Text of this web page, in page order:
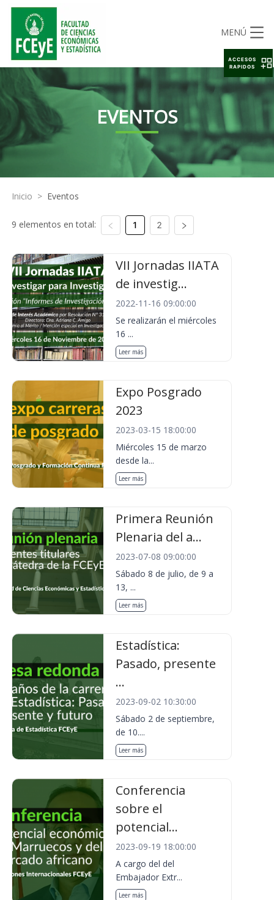
MENÚ
EVENTOS
Inicio > Eventos
9 elementos en total: 1 2
VII Jornadas IIATA
de investig...
2022-11-16 09:00:00
Se realizarán el miércoles
16 ...
Leer más
Expo Posgrado
2023
2023-03-15 18:00:00
Miércoles 15 de marzo
desde la...
Leer más
Primera Reunión
Plenaria del a...
2023-07-08 09:00:00
Sábado 8 de julio, de 9 a
13, ...
Leer más
Estadística:
Pasado, presente
...
2023-09-02 10:30:00
Sábado 2 de septiembre,
de 10....
Leer más
Conferencia
sobre el
potencial...
2023-09-19 18:00:00
A cargo del del
Embajador Extr...
Leer más
ACCESOS
RAPIDOS